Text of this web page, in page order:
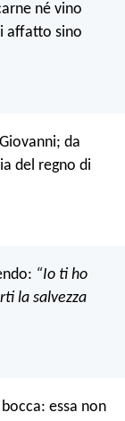
né vino
affatto sino
da
del regno di
“Io ti ho
la salvezza
essa non